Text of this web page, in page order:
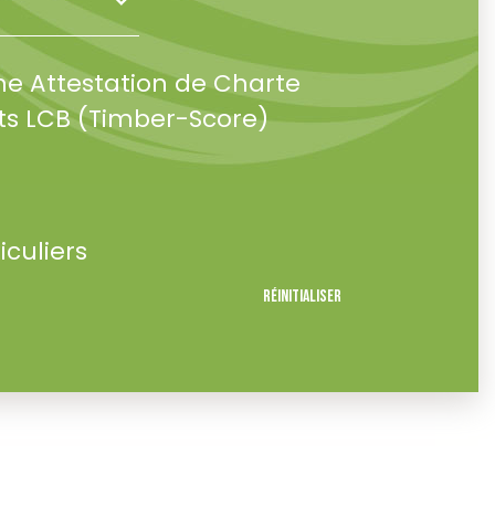
Attestation de Charte
LCB (Timber-Score)
Réinitialiser